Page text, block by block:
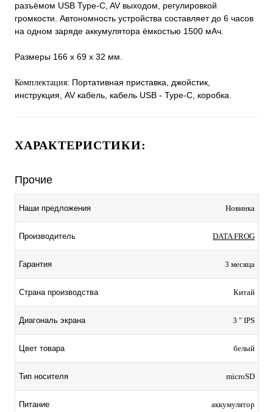
разъёмом USB Type-C, AV выходом, регулировкой
громкости. Автономность устройства составляет до 6 часов
на одном заряде аккумулятора ёмкостью 1500 мАч.
Размеры 166 x 69 x 32 мм.
Комплектация: Портативная приставка, джойстик,
инструкция, AV кабель, кабель USB - Type-C, коробка.
ХАРАКТЕРИСТИКИ:
Прочие
Наши предложения Новинка
Производитель DATA FROG
Гарантия 3 месяца
Страна производства Китай
Диагональ экрана 3 " IPS
Цвет товара белый
Тип носителя microSD
Питание аккумулятор